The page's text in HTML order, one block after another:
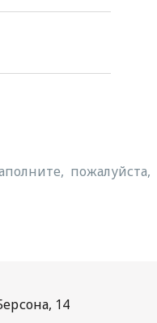
пожалуйста,
14